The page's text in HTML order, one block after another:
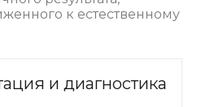
к естественному
и диагностика